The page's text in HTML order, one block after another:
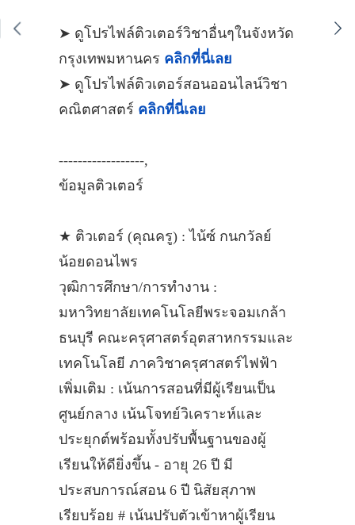
➤ ดูโปรไฟล์ติวเตอร์วิชาอื่นๆในจังหวัด
กรุงเทพมหานคร คลิกที่นี่เลย
➤ ดูโปรไฟล์ติวเตอร์สอนออนไลน์วิชา
คณิตศาสตร์ คลิกที่นี่เลย
------------------,
ข้อมูลติวเตอร์
★ ติวเตอร์ (คุณครู) : ไน้ซ์ กนกวัลย์
น้อยดอนไพร
วุฒิการศึกษา/การทำงาน :
มหาวิทยาลัยเทคโนโลยีพระจอมเกล้า
ธนบุรี คณะครุศาสตร์อุตสาหกรรมและ
เทคโนโลยี ภาควิชาครุศาสตร์ไฟฟ้า
เพิ่มเติม : เน้นการสอนที่มีผู้เรียนเป็น
ศูนย์กลาง เน้นโจทย์วิเคราะห์และ
ประยุกต์พร้อมทั้งปรับพื้นฐานของผู้
เรียนให้ดียิ่งขึ้น - อายุ 26 ปี มี
ประสบการณ์สอน 6 ปี นิสัยสุภาพ
เรียบร้อย # เน้นปรับตัวเข้าหาผู้เรียน